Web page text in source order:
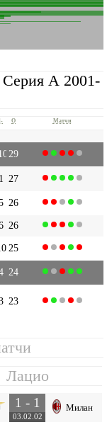
2002
Серия А 2001-
О Матчи
29
27
26
26
25
24
23
Лацио
1 - 1
03.02.02
Милан